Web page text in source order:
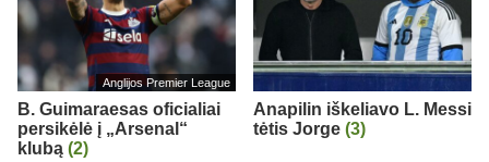
Anglijos Premier League
B. Guimaraesas oficialiai
persikėlė į „Arsenal“
klubą (2)
Anapilin iškeliavo L. Messi
tėtis Jorge (3)